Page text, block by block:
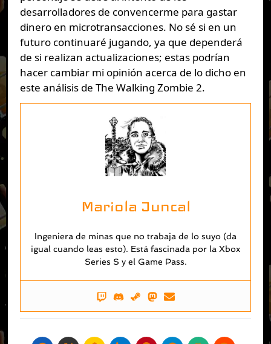
desarrolladores de convencerme para gastar
dinero en microtransacciones. No sé si en un
futuro continuaré jugando, ya que dependerá
de si realizan actualizaciones; estas podrían
hacer cambiar mi opinión acerca de lo dicho en
este análisis de The Walking Zombie 2.
Mariola Juncal
Ingeniera de minas que no trabaja de lo suyo (da
igual cuando leas esto). Está fascinada por la Xbox
Series S y el Game Pass.